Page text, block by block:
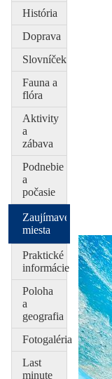
História
Doprava
Slovníček
Fauna a
flóra
Aktivity
a
zábava
Podnebie
a
počasie
Zaujímavé
miesta
Praktické
informácie
Poloha
a
geografia
Fotogaléria
Last
minute